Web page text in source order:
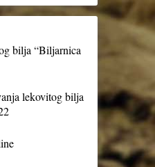
bilja “Biljarnica
lekovitog bilja